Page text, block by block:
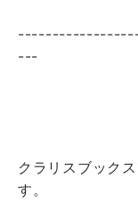
---
クラリスブック
す。